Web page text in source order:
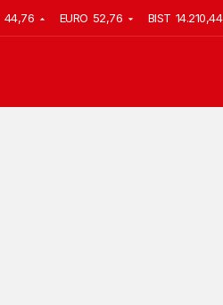
44,76 EURO 52,76 BIST 14.210,44